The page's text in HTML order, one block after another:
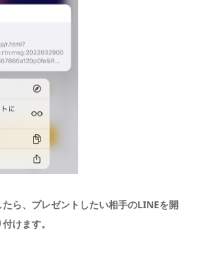
たら、プレゼントしたい相手のLINEを開
けます。